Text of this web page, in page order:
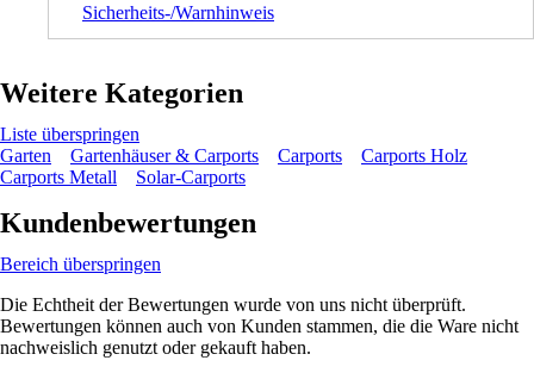
Sicherheits-/Warnhinweis
Weitere Kategorien
Liste überspringen
Garten
Gartenhäuser & Carports Carports
Carports Holz
Carports Metall
Solar-Carports
Kundenbewertungen
Bereich überspringen
Die Echtheit der Bewertungen wurde von uns nicht überprüft.
Bewertungen können auch von Kunden stammen, die die Ware nicht
nachweislich genutzt oder gekauft haben.